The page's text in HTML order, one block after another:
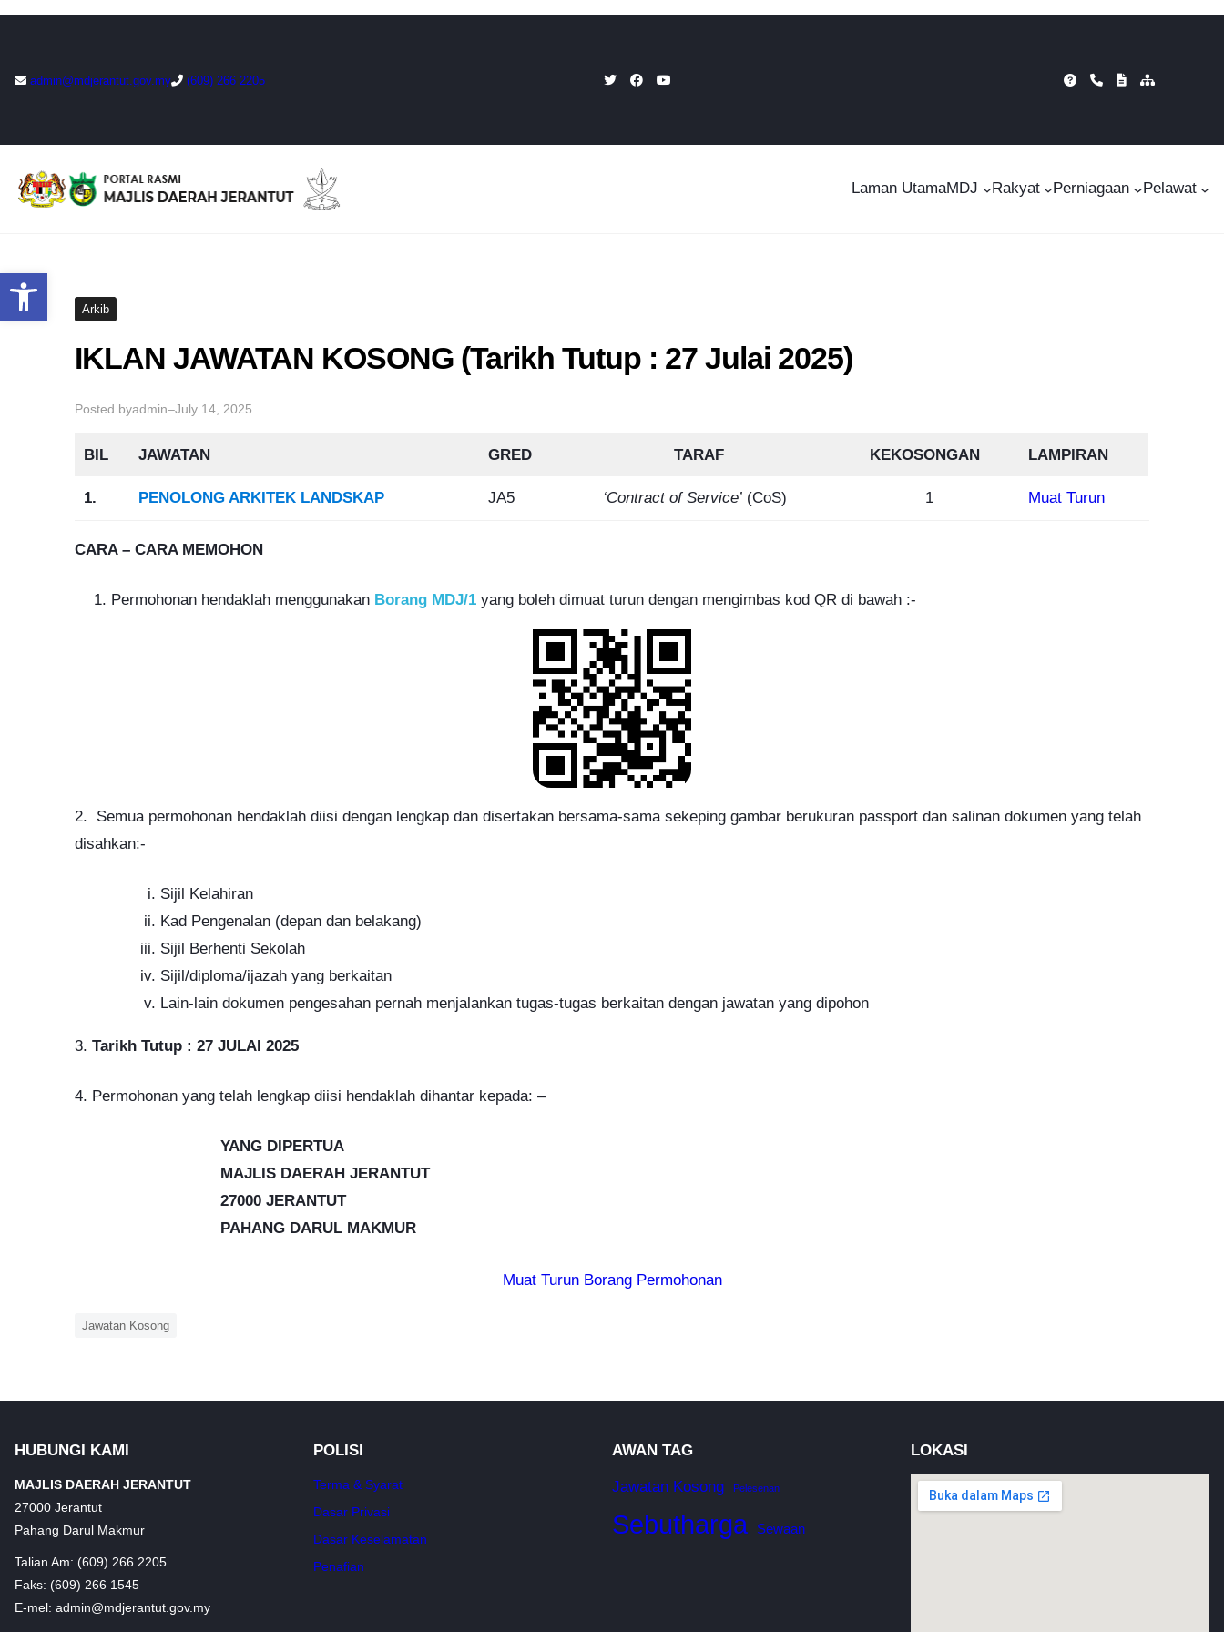
Open toolbar
content
admin@mdjerantut.gov.my (609) 266 2205
Laman UtamaMDJ Rakyat Perniagaan Pelawat
Arkib
IKLAN JAWATAN KOSONG (Tarikh Tutup : 27 Julai 2025)
Posted byadmin–July 14, 2025
BIL JAWATAN GRED TARAF KEKOSONGAN LAMPIRAN
1. PENOLONG ARKITEK LANDSKAP JA5 ‘Contract of Service’(CoS) 1 Muat Turun
CARA – CARA MEMOHON
Permohonan hendaklah menggunakan Borang MDJ/1 yang boleh dimuat turun dengan mengimbas kod QR di bawah :-
2. Semua permohonan hendaklah diisi dengan lengkap dan disertakan bersama-sama sekeping gambar berukuran passport dan salinan dokumen yang telah
disahkan:-
Sijil Kelahiran
Kad Pengenalan (depan dan belakang)
Sijil Berhenti Sekolah
Sijil/diploma/ijazah yang berkaitan
Lain-lain dokumen pengesahan pernah menjalankan tugas-tugas berkaitan dengan jawatan yang dipohon
3. Tarikh Tutup : 27 JULAI 2025
4. Permohonan yang telah lengkap diisi hendaklah dihantar kepada: –
YANG DIPERTUA
MAJLIS DAERAH JERANTUT
27000 JERANTUT
PAHANG DARUL MAKMUR
Muat Turun Borang Permohonan
Jawatan Kosong
HUBUNGI KAMI
MAJLIS DAERAH JERANTUT
27000 Jerantut
Pahang Darul Makmur
Talian Am: (609) 266 2205
Faks: (609) 266 1545
E-mel: admin@mdjerantut.gov.my
POLISI
Terma & Syarat
Dasar Privasi
Dasar Keselamatan
Penafian
AWAN TAG
Jawatan Kosong Pelesenan
Sebutharga Sewaan
LOKASI